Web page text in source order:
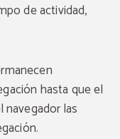
de actividad,
hasta que el
navegador las